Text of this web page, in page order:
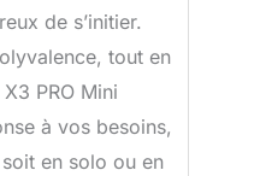
de s’initier.
tout en
PRO Mini
à vos besoins,
en solo ou en